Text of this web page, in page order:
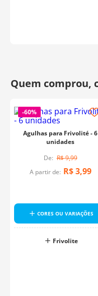
-60%
Agulhas para Frivolité - 6
unidades
R$9,99
A partir de: R$ 3,99
CORES OU VARIAÇÕES
Frivolite